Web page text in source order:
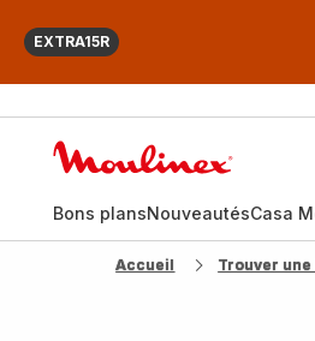
EXTRA15R
Bons plansNouveautésCasa
Accueil Trouver